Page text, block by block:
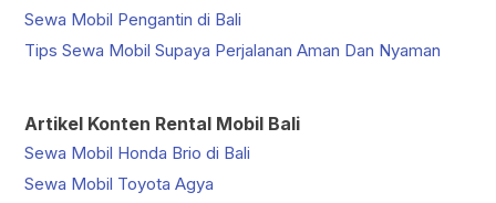
Sewa Mobil Pengantin di Bali
Tips Sewa Mobil Supaya Perjalanan Aman Dan Nyaman
Artikel Konten Rental Mobil Bali
Sewa Mobil Honda Brio di Bali
Sewa Mobil Toyota Agya